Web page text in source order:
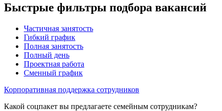
Быстрые фильтры подбора вакансий
Частичная занятость
Гибкий график
Полная занятость
Полный день
Проектная работа
Сменный график
Корпоративная поддержка сотрудников
Какой соцпакет вы предлагаете семейным сотрудникам?